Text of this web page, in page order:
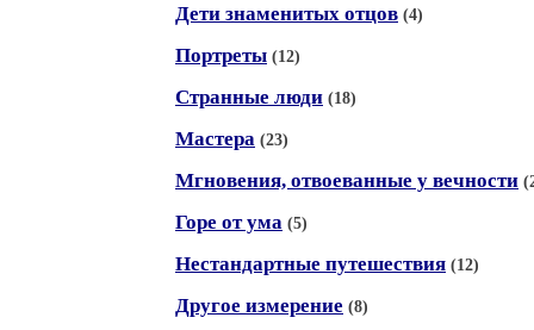
Дети знаменитых отцов (4)
Портреты (12)
Странные люди (18)
Мастера (23)
Мгновения, отвоеванные у вечности
Горе от ума (5)
Нестандартные путешествия (12)
Другое измерение (8)